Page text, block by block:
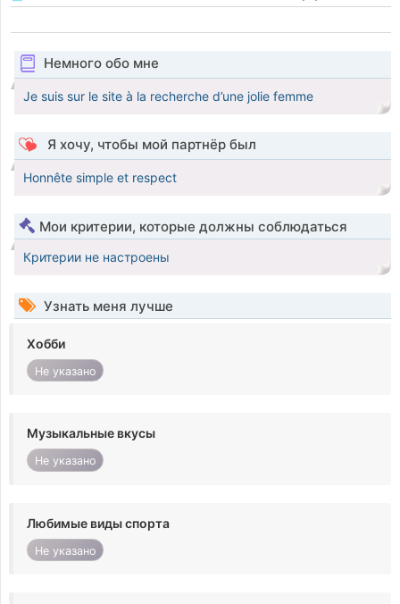
Немного обо мне
Je suis sur le site à la recherche d’une jolie femme
Я хочу, чтобы мой партнёр был
Honnête simple et respect
Мои критерии, которые должны соблюдаться
Критерии не настроены
Узнать меня лучше
Хобби
Не указано
Музыкальные вкусы
Не указано
Любимые виды спорта
Не указано